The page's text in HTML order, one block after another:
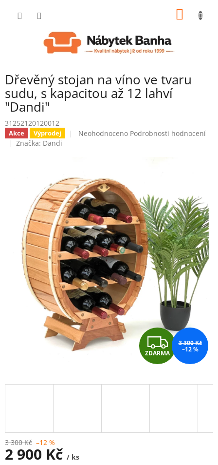
Dřevěný stojan na víno ve tvaru
sudu, s kapacitou až 12 lahví
"Dandi"
31252120120012
Akce Výprodej
Průměrné
z
5
hvězdiček.
Neohodnoceno Podrobnosti hodnocení
Značka: Dandi
Z
D
A
ZDARMA
3 300 Kč
–12 %
3 300 Kč –12 %
2 900 Kč / ks